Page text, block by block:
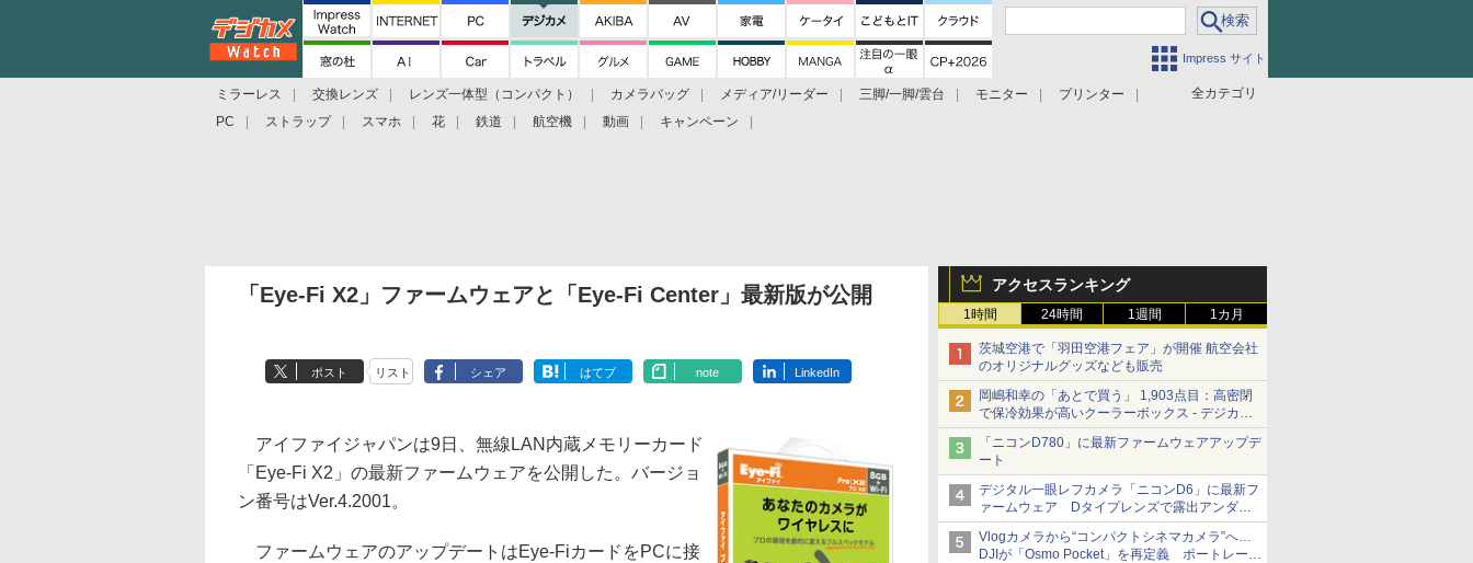
Impress サイト
全カテゴリ
ミラーレス 交換レンズ レンズ一体型（コンパクト） カメラバッグ メディア/リーダー 三脚/一脚/雲台 モニター
プリンター
PC
ストラップ スマホ 花 鉄道 航空機 動画 キャンペーン
アクセスランキング
1時間 24時間 1週間 1カ月
茨城空港で「羽田空港フェア」が開催 航空会社
のオリジナルグッズなども販売
岡嶋和幸の「あとで買う」 1,903点目：高密閉
で保冷効果が高いクーラーボックス - デジカメ
Watch
「ニコンD780」に最新ファームウェアアップデ
ート
デジタル一眼レフカメラ「ニコンD6」に最新フ
ァームウェア Dタイプレンズで露出アンダー
になる現象の修正など
Vlogカメラから“コンパクトシネマカメラ”へ…
DJIが「Osmo Pocket」を再定義 ポートレート
「Eye-Fi X2」ファームウェアと「Eye-Fi Center」最新版が公開
ポスト リスト シェア はてブ note LinkedIn
アイファイジャパンは9日、無線LAN内蔵メモリーカード
「Eye-Fi X2」の最新ファームウェアを公開した。バージョ
ン番号はVer.4.2001。
ファームウェアのアップデートはEye-FiカードをPCに接